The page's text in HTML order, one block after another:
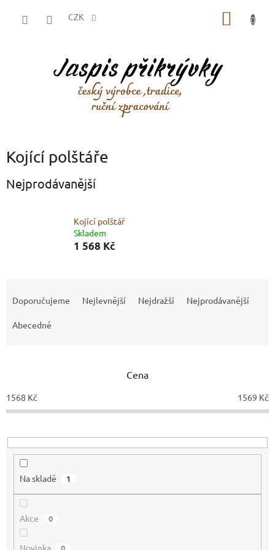
CZK
Kojící polštáře
Nejprodávanější
Kojící polštář
Skladem
1 568 Kč
o
d
k
t
Doporučujeme Nejlevnější Nejdražší Nejprodávanější
Abecedně
Cena
1568 Kč 1569 Kč
Na skladě 1
Akce 0
Novinka 0